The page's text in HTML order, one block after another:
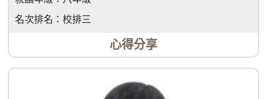
名次排名： 校排三
心得分享